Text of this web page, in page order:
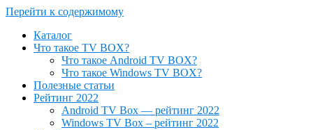
Перейти к содержимому
Каталог
Что такое TV BOX?
Что такое Android TV BOX?
Что такое Windows TV BOX?
Полезные статьи
Рейтинг 2022
Android TV Box — рейтинг 2022
Windows TV Box – рейтинг 2022